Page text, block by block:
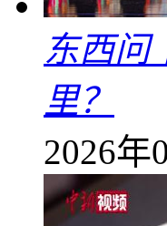
东西问
里？
2026年